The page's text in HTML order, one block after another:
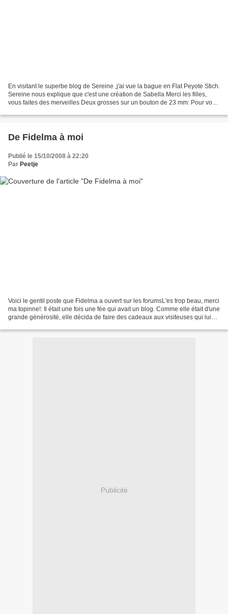
En visitant le superbe blog de Sereine ,j'ai vue la bague en Flat Peyote Stich.
Sereine nous explique que c'est une création de Sabella Merci les filles,
vous faites des merveilles Deux grosses sur un bouton de 23 mm: Pour vous
De Fidelma à moi
Publié le 15/10/2008 à 22:20
Par Peetje
Voici le gentil poste que Fidelma a ouvert sur les forumsL'es trop beau, merci
ma topinne!: Il était une fois une fée qui avait un blog. Comme elle était d'une
grande générosité, elle décida de faire des cadeaux aux visiteuses qui lui
Publicité